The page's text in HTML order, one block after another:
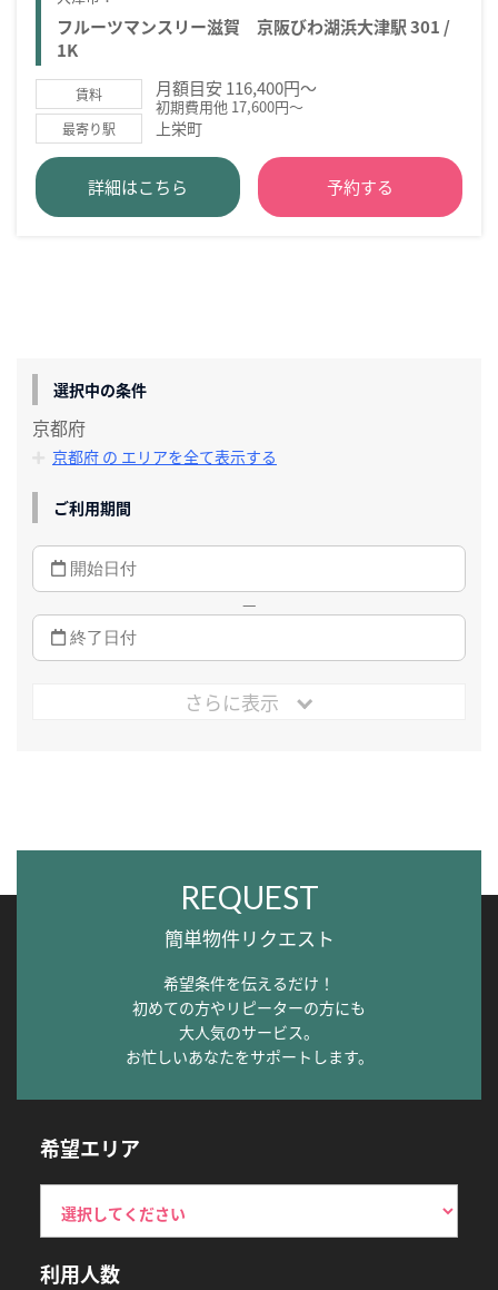
フルーツマンスリー滋賀 京阪びわ湖浜大津駅 301 /
1K
賃料 月額目安 116,400円～
初期費用他 17,600円～
最寄り駅 上栄町
詳細はこちら 予約する
選択中の条件
京都府
京都府 の エリアを全て表示する
ご利用期間
—
さらに表示
REQUEST
簡単物件リクエスト
希望条件を伝えるだけ！
初めての方やリピーターの方にも
大人気のサービス。
お忙しいあなたをサポートします。
希望エリア
利用人数